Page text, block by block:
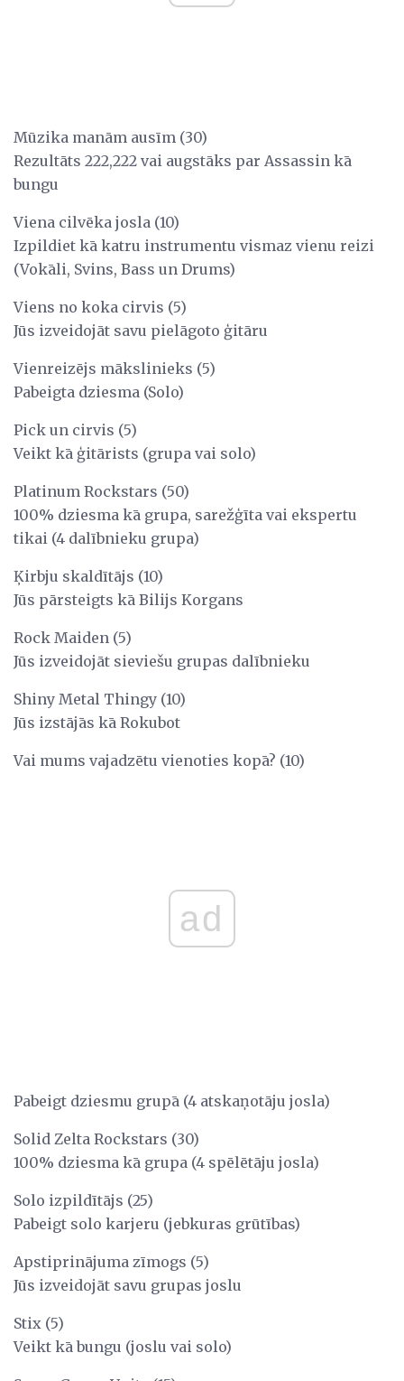
Mūzika manām ausīm (30)
Rezultāts 222,222 vai augstāks par Assassin kā
bungu
Viena cilvēka josla (10)
Izpildiet kā katru instrumentu vismaz vienu reizi
(Vokāli, Svins, Bass un Drums)
Viens no koka cirvis (5)
Jūs izveidojāt savu pielāgoto ģitāru
Vienreizējs mākslinieks (5)
Pabeigta dziesma (Solo)
Pick un cirvis (5)
Veikt kā ģitārists (grupa vai solo)
Platinum Rockstars (50)
100% dziesma kā grupa, sarežģīta vai ekspertu
tikai (4 dalībnieku grupa)
Ķirbju skaldītājs (10)
Jūs pārsteigts kā Bilijs Korgans
Rock Maiden (5)
Jūs izveidojāt sieviešu grupas dalībnieku
Shiny Metal Thingy (10)
Jūs izstājās kā Rokubot
Vai mums vajadzētu vienoties kopā? (10)
ad
Pabeigt dziesmu grupā (4 atskaņotāju josla)
Solid Zelta Rockstars (30)
100% dziesma kā grupa (4 spēlētāju josla)
Solo izpildītājs (25)
Pabeigt solo karjeru (jebkuras grūtības)
Apstiprinājuma zīmogs (5)
Jūs izveidojāt savu grupas joslu
Stix (5)
Veikt kā bungu (joslu vai solo)